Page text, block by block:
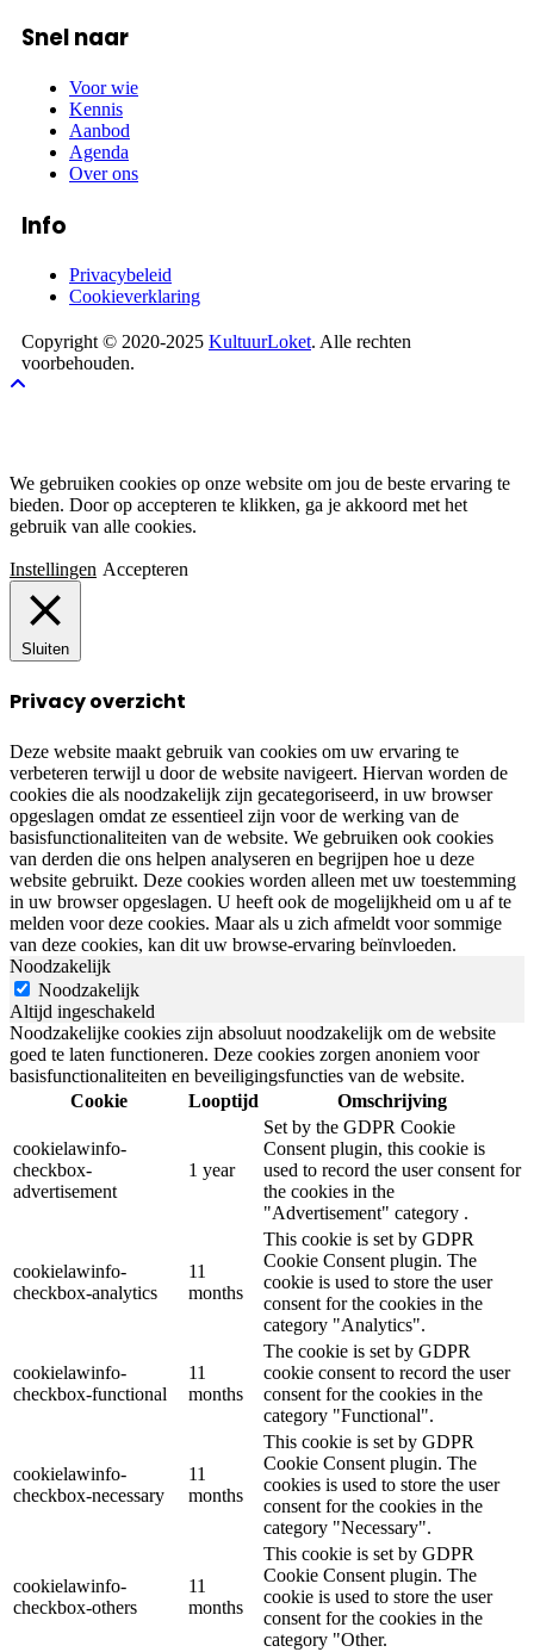
Snel naar
Voor wie
Kennis
Aanbod
Agenda
Over ons
Info
Privacybeleid
Cookieverklaring
Copyright © 2020-2025 KultuurLoket. Alle rechten
voorbehouden.
We gebruiken cookies op onze website om jou de beste ervaring te
bieden. Door op accepteren te klikken, ga je akkoord met het
gebruik van alle cookies.
Instellingen Accepteren
Sluiten
Privacy overzicht
Deze website maakt gebruik van cookies om uw ervaring te
verbeteren terwijl u door de website navigeert. Hiervan worden de
cookies die als noodzakelijk zijn gecategoriseerd, in uw browser
opgeslagen omdat ze essentieel zijn voor de werking van de
basisfunctionaliteiten van de website. We gebruiken ook cookies
van derden die ons helpen analyseren en begrijpen hoe u deze
website gebruikt. Deze cookies worden alleen met uw toestemming
in uw browser opgeslagen. U heeft ook de mogelijkheid om u af te
melden voor deze cookies. Maar als u zich afmeldt voor sommige
van deze cookies, kan dit uw browse-ervaring beïnvloeden.
Noodzakelijk
Noodzakelijk
Altijd ingeschakeld
Noodzakelijke cookies zijn absoluut noodzakelijk om de website
goed te laten functioneren. Deze cookies zorgen anoniem voor
basisfunctionaliteiten en beveiligingsfuncties van de website.
Cookie
Looptijd Omschrijving
cookielawinfo-
checkbox-
advertisement
1 year
Set by the GDPR Cookie
Consent plugin, this cookie is
used to record the user consent for
the cookies in the
"Advertisement" category .
cookielawinfo-
checkbox-analytics
11
months
This cookie is set by GDPR
Cookie Consent plugin. The
cookie is used to store the user
consent for the cookies in the
category "Analytics".
cookielawinfo-
checkbox-functional
11
months
The cookie is set by GDPR
cookie consent to record the user
consent for the cookies in the
category "Functional".
cookielawinfo-
checkbox-necessary
11
months
This cookie is set by GDPR
Cookie Consent plugin. The
cookies is used to store the user
consent for the cookies in the
category "Necessary".
cookielawinfo-
checkbox-others
11
months
This cookie is set by GDPR
Cookie Consent plugin. The
cookie is used to store the user
consent for the cookies in the
category "Other.